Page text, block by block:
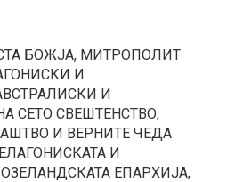
БОЖЈА, МИТРОПОЛИТ
И
И
СЕТО СВЕШТЕНСТВО,
И ВЕРНИТЕ ЧЕДА
И
ЕПАРХИЈА,